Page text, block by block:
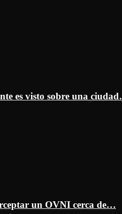
es visto sobre una
un OVNI cerca de…